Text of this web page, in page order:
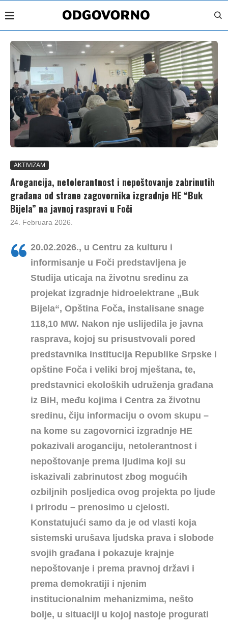
AKTIVIZAM
Arogancija, netolerantnost i nepoštovanje zabrinutih
građana od strane zagovornika izgradnje HE “Buk
Bijela” na javnoj raspravi u Foči
24. Februara 2026.
20.02.2026., u Centru za kulturu i
informisanje u Foči predstavljena je
Studija uticaja na životnu sredinu za
projekat izgradnje hidroelektrane „Buk
Bijela“, Opština Foča, instalisane snage
118,10 MW. Nakon nje uslijedila je javna
rasprava, kojoj su prisustvovali pored
predstavnika institucija Republike Srpske i
opštine Foča i veliki broj mještana, te,
predstavnici ekoloških udruženja građana
iz BiH, među kojima i Centra za životnu
sredinu, čiju informaciju o ovom skupu –
na kome su zagovornici izgradnje HE
pokazivali aroganciju, netolerantnost i
nepoštovanje prema ljudima koji su
iskazivali zabrinutost zbog mogućih
ozbiljnih posljedica ovog projekta po ljude
i prirodu – prenosimo u cjelosti.
Konstatujući samo da je od vlasti koja
sistemski urušava ljudska prava i slobode
svojih građana i pokazuje krajnje
nepoštovanje i prema pravnoj državi i
prema demokratiji i njenim
institucionalnim mehanizmima, nešto
bolje, u situaciji u kojoj nastoje progurati